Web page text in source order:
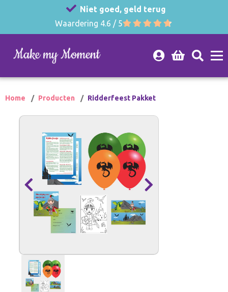
Niet goed, geld terug
Waardering 4.6 / 5
Home Producten Ridderfeest Pakket